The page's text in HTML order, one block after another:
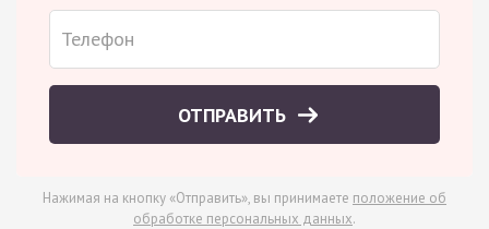
ОТПРАВИТЬ
Нажимая на кнопку «Отправить», вы принимаете положение об
обработке персональных данных.